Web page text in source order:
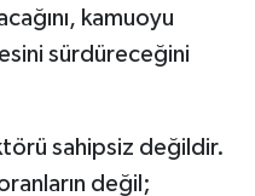
kamuoyu
sürdüreceğini
sahipsiz değildir.
değil;